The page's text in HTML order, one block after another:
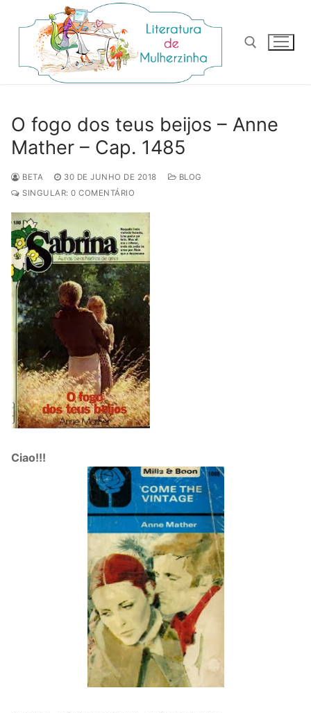
para
conteúdo
O fogo dos teus beijos – Anne
Mather – Cap. 1485
BETA 30 DE JUNHO DE 2018
BLOG
SINGULAR: 0 COMENTÁRIO
Ciao!!!